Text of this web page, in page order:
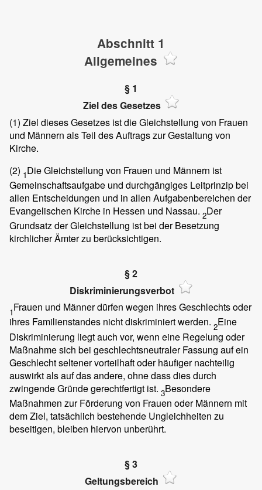
Abschnitt 1
Allgemeines
§ 1
Ziel des Gesetzes
(1) Ziel dieses Gesetzes ist die Gleichstellung von Frauen
und Männern als Teil des Auftrags zur Gestaltung von
Kirche.
(2) 1Die Gleichstellung von Frauen und Männern ist
Gemeinschaftsaufgabe und durchgängiges Leitprinzip bei
allen Entscheidungen und in allen Aufgabenbereichen der
Evangelischen Kirche in Hessen und Nassau. 2Der
Grundsatz der Gleichstellung ist bei der Besetzung
kirchlicher Ämter zu berücksichtigen.
§ 2
Diskriminierungsverbot
1Frauen und Männer dürfen wegen ihres Geschlechts oder
ihres Familienstandes nicht diskriminiert werden. 2Eine
Diskriminierung liegt auch vor, wenn eine Regelung oder
Maßnahme sich bei geschlechtsneutraler Fassung auf ein
Geschlecht seltener vorteilhaft oder häufiger nachteilig
auswirkt als auf das andere, ohne dass dies durch
zwingende Gründe gerechtfertigt ist. 3Besondere
Maßnahmen zur Förderung von Frauen oder Männern mit
dem Ziel, tatsächlich bestehende Ungleichheiten zu
beseitigen, bleiben hiervon unberührt.
§ 3
Geltungsbereich